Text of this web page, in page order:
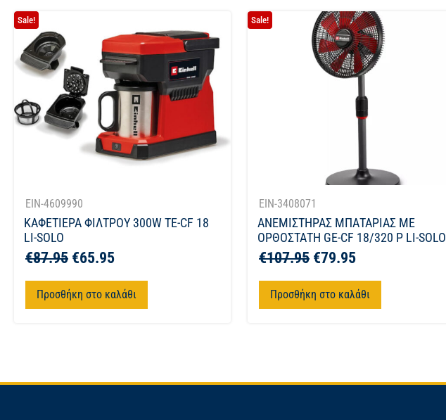
Sale!
EIN-4609990
ΚΑΦΕΤΙΕΡΑ ΦΙΛΤΡΟΥ 300W TE-CF 18
LI-SOLO
€87.95 €65.95
Προσθήκη στο καλάθι
Sale!
EIN-3408071
ΑΝΕΜΙΣΤΗΡΑΣ ΜΠΑΤΑΡΙΑΣ ΜΕ
ΟΡΘΟΣΤΑΤΗ GE-CF 18/320 P LI-SOLO
€107.95 €79.95
Προσθήκη στο καλάθι